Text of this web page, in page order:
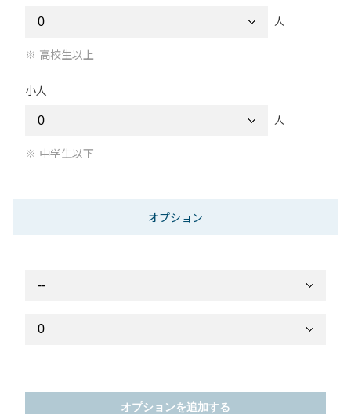
人
高校生以上
小人
人
中学生以下
オプション
オプションを追加する